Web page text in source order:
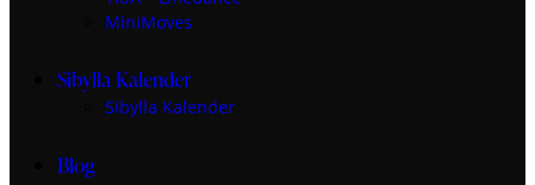
MiniMoves
Sibylla Kalender
Sibylla Kalender
Blog